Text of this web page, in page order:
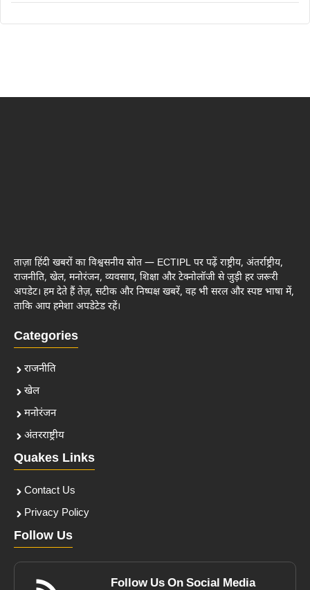
ताज़ा हिंदी खबरों का विश्वसनीय स्रोत — ECTIPL पर पढ़ें राष्ट्रीय, अंतर्राष्ट्रीय,
राजनीति, खेल, मनोरंजन, व्यवसाय, शिक्षा और टेक्नोलॉजी से जुड़ी हर जरूरी
अपडेट। हम देते हैं तेज़, सटीक और निष्पक्ष खबरें, वह भी सरल और स्पष्ट भाषा में,
ताकि आप हमेशा अपडेटेड रहें।
Categories
राजनीति
खेल
मनोरंजन
अंतरराष्ट्रीय
Quakes Links
Contact Us
Privacy Policy
Follow Us
Follow Us On Social Media